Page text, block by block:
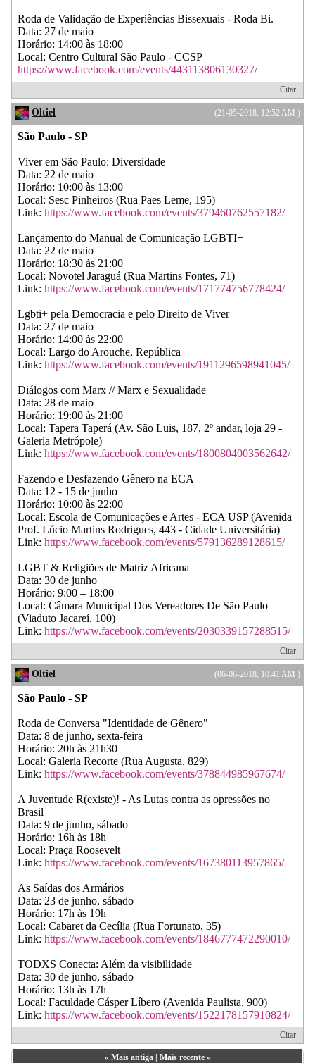
Roda de Validação de Experiências Bissexuais - Roda Bi.
Data: 27 de maio
Horário: 14:00 às 18:00
Local: Centro Cultural São Paulo - CCSP
https://www.facebook.com/events/443113806130327/
Citar
(21-05-2018, 12:52 AM )
Oltiel
São Paulo - SP
Viver em São Paulo: Diversidade
Data: 22 de maio
Horário: 10:00 às 13:00
Local: Sesc Pinheiros (Rua Paes Leme, 195)
Link: https://www.facebook.com/events/379460762557182/
Lançamento do Manual de Comunicação LGBTI+
Data: 22 de maio
Horário: 18:30 às 21:00
Local: Novotel Jaraguá (Rua Martins Fontes, 71)
Link: https://www.facebook.com/events/171774756778424/
Lgbti+ pela Democracia e pelo Direito de Viver
Data: 27 de maio
Horário: 14:00 às 22:00
Local: Largo do Arouche, República
Link: https://www.facebook.com/events/1911296598941045/
Diálogos com Marx // Marx e Sexualidade
Data: 28 de maio
Horário: 19:00 às 21:00
Local: Tapera Taperá (Av. São Luis, 187, 2º andar, loja 29 -
Galeria Metrópole)
Link: https://www.facebook.com/events/1800804003562642/
Fazendo e Desfazendo Gênero na ECA
Data: 12 - 15 de junho
Horário: 10:00 às 22:00
Local: Escola de Comunicações e Artes - ECA USP (Avenida
Prof. Lúcio Martins Rodrigues, 443 - Cidade Universitária)
Link: https://www.facebook.com/events/579136289128615/
LGBT & Religiões de Matriz Africana
Data: 30 de junho
Horário: 9:00 – 18:00
Local: Câmara Municipal Dos Vereadores De São Paulo
(Viaduto Jacareí, 100)
Link: https://www.facebook.com/events/2030339157288515/
Citar
(06-06-2018, 10:41 AM )
Oltiel
São Paulo - SP
Roda de Conversa "Identidade de Gênero"
Data: 8 de junho, sexta-feira
Horário: 20h às 21h30
Local: Galeria Recorte (Rua Augusta, 829)
Link: https://www.facebook.com/events/378844985967674/
A Juventude R(existe)! - As Lutas contra as opressões no
Brasil
Data: 9 de junho, sábado
Horário: 16h às 18h
Local: Praça Roosevelt
Link: https://www.facebook.com/events/167380113957865/
As Saídas dos Armários
Data: 23 de junho, sábado
Horário: 17h às 19h
Local: Cabaret da Cecília (Rua Fortunato, 35)
Link: https://www.facebook.com/events/1846777472290010/
TODXS Conecta: Além da visibilidade
Data: 30 de junho, sábado
Horário: 13h às 17h
Local: Faculdade Cásper Líbero (Avenida Paulista, 900)
Link: https://www.facebook.com/events/1522178157910824/
Citar
« Mais antiga| Mais recente»